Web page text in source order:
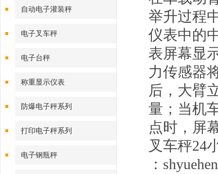
自动电子灌装秤
电子叉车秤
电子台秤
称重显示仪表
防爆电子秤系列
打印电子秤系列
电子钢瓶秤
举升过程
仪表中的
表屏幕显
力传感器
后，大臂
量；当机
点时，屏
叉车秤24
：